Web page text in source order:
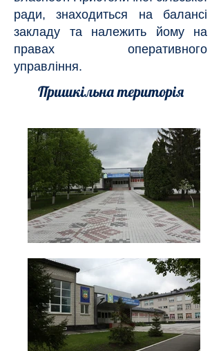
ради, знаходиться на балансі
закладу та належить йому на
правах оперативного
управління.
Пришкільна територія